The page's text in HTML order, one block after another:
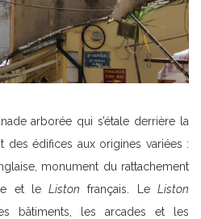
arborée qui s’étale derrière la
des édifices aux origines variées :
monument du rattachement
et leListon français. LeListon
bâtiments, les arcades et les